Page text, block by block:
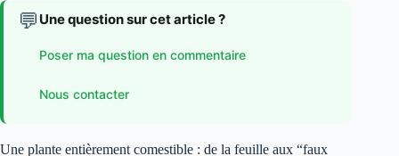
💬 Une question sur cet article ?
Poser ma question en commentaire
Nous contacter
Une plante entièrement comestible : de la feuille aux “faux